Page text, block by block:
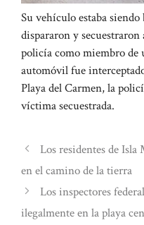
Su vehículo estaba siendo
dispararon y
policía como miembro de
automóvil fue
Playa del Carmen, la
víctima secuestrada.
Los residentes de Isla
en el camino de la tierra
Los inspectores
ilegalmente en la playa